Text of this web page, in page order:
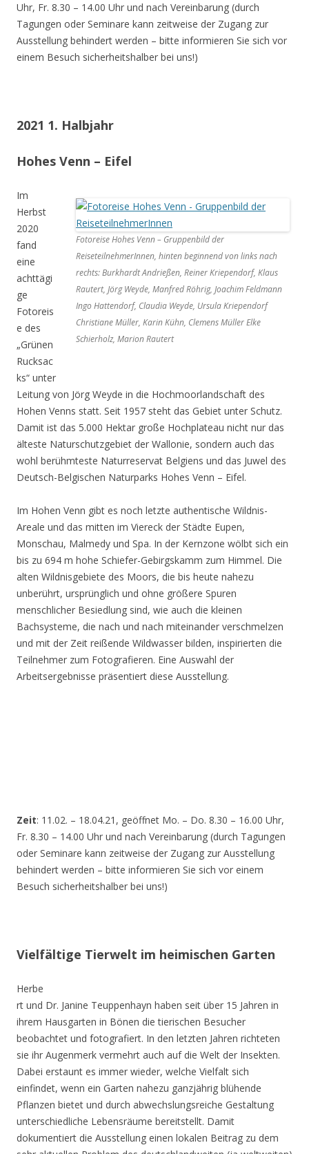
Uhr, Fr. 8.30 – 14.00 Uhr und nach Vereinbarung (durch
Tagungen oder Seminare kann zeitweise der Zugang zur
Ausstellung behindert werden – bitte informieren Sie sich vor
einem Besuch sicherheitshalber bei uns!)
2021 1. Halbjahr
Hohes Venn – Eifel
Fotoreise Hohes Venn – Gruppenbild der
ReiseteilnehmerInnen, hinten beginnend von links nach
rechts: Burkhardt Andrießen, Reiner Kriependorf, Klaus
Rautert, Jörg Weyde, Manfred Röhrig, Joachim Feldmann
Ingo Hattendorf, Claudia Weyde, Ursula Kriependorf
Christiane Müller, Karin Kühn, Clemens Müller Elke
Schierholz, Marion Rautert
Im
Herbst
2020
fand
eine
achttägi
ge
Fotoreis
e des
„Grünen
Rucksac
ks“ unter
Leitung von Jörg Weyde in die Hochmoorlandschaft des
Hohen Venns statt. Seit 1957 steht das Gebiet unter Schutz.
Damit ist das 5.000 Hektar große Hochplateau nicht nur das
älteste Naturschutzgebiet der Wallonie, sondern auch das
wohl berühmteste Naturreservat Belgiens und das Juwel des
Deutsch-Belgischen Naturparks Hohes Venn – Eifel.
Im Hohen Venn gibt es noch letzte authentische Wildnis-
Areale und das mitten im Viereck der Städte Eupen,
Monschau, Malmedy und Spa. In der Kernzone wölbt sich ein
bis zu 694 m hohe Schiefer-Gebirgskamm zum Himmel. Die
alten Wildnisgebiete des Moors, die bis heute nahezu
unberührt, ursprünglich und ohne größere Spuren
menschlicher Besiedlung sind, wie auch die kleinen
Bachsysteme, die nach und nach miteinander verschmelzen
und mit der Zeit reißende Wildwasser bilden, inspirierten die
Teilnehmer zum Fotografieren. Eine Auswahl der
Arbeitsergebnisse präsentiert diese Ausstellung.
Zeit: 11.02. – 18.04.21, geöffnet Mo. – Do. 8.30 – 16.00 Uhr,
Fr. 8.30 – 14.00 Uhr und nach Vereinbarung (durch Tagungen
oder Seminare kann zeitweise der Zugang zur Ausstellung
behindert werden – bitte informieren Sie sich vor einem
Besuch sicherheitshalber bei uns!)
Vielfältige Tierwelt im heimischen Garten
Herbe
rt und Dr. Janine Teuppenhayn haben seit über 15 Jahren in
ihrem Hausgarten in Bönen die tierischen Besucher
beobachtet und fotografiert. In den letzten Jahren richteten
sie ihr Augenmerk vermehrt auch auf die Welt der Insekten.
Dabei erstaunt es immer wieder, welche Vielfalt sich
einfindet, wenn ein Garten nahezu ganzjährig blühende
Pflanzen bietet und durch abwechslungsreiche Gestaltung
unterschiedliche Lebensräume bereitstellt. Damit
dokumentiert die Ausstellung einen lokalen Beitrag zu dem